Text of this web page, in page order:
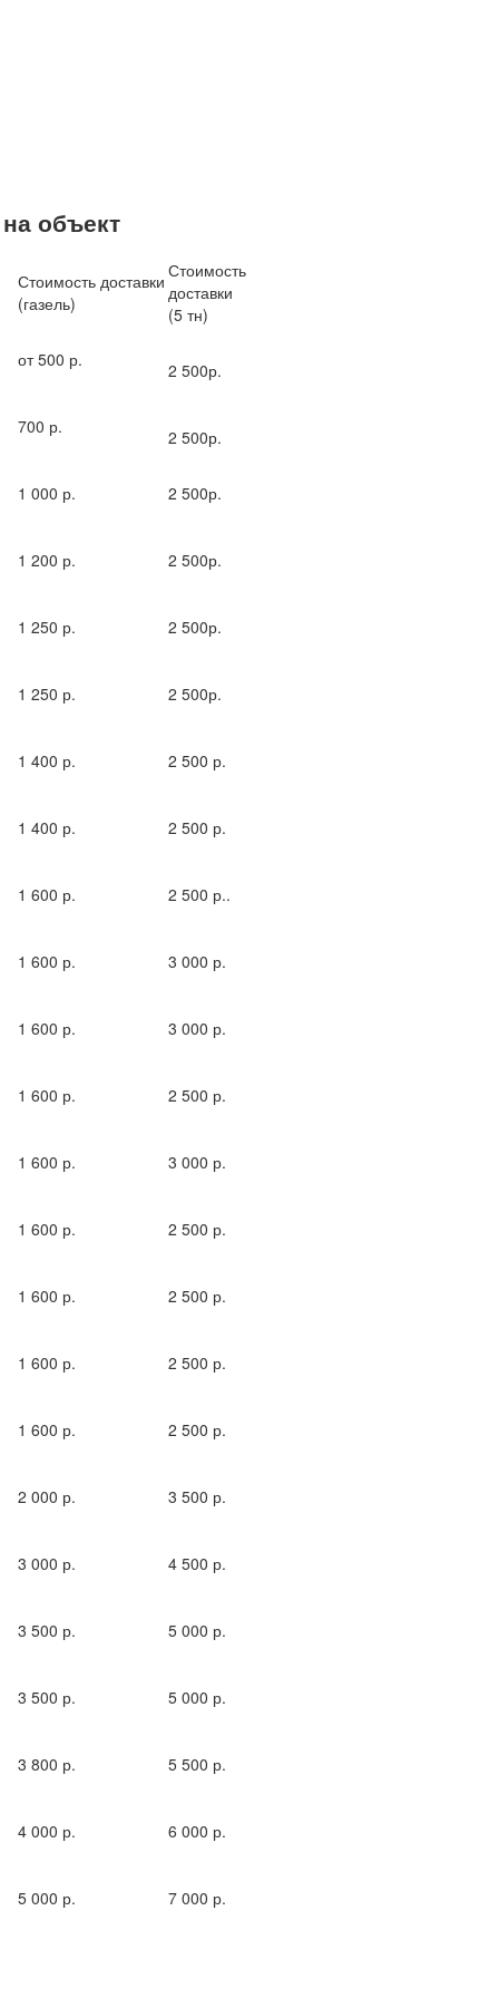
объект
Стоимость доставки
(газель)
Стоимость
доставки
(5 тн)
от 500 р.
2 500р.
700 р. 2 500р.
1 000 р. 2 500р.
1 200 р. 2 500р.
1 250 р. 2 500р.
1 250 р. 2 500р.
1 400 р. 2 500 р.
1 400 р. 2 500 р.
1 600 р. 2 500 р..
1 600 р. 3 000 р.
1 600 р. 3 000 р.
1 600 р. 2 500 р.
1 600 р. 3 000 р.
1 600 р. 2 500 р.
1 600 р. 2 500 р.
1 600 р. 2 500 р.
1 600 р. 2 500 р.
2 000 р. 3 500 р.
3 000 р. 4 500 р.
3 500 р. 5 000 р.
3 500 р. 5 000 р.
3 800 р. 5 500 р.
4 000 р. 6 000 р.
5 000 р. 7 000 р.